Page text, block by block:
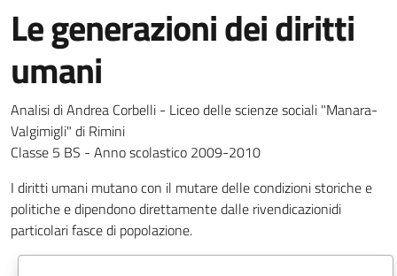
Le generazioni dei diritti
umani
Analisi di Andrea Corbelli - Liceo delle scienze sociali "Manara-
Valgimigli" di Rimini
Classe 5 BS - Anno scolastico 2009-2010
I diritti umani mutano con il mutare delle condizioni storiche e
politiche e dipendono direttamente dalle rivendicazionidi
particolari fasce di popolazione.